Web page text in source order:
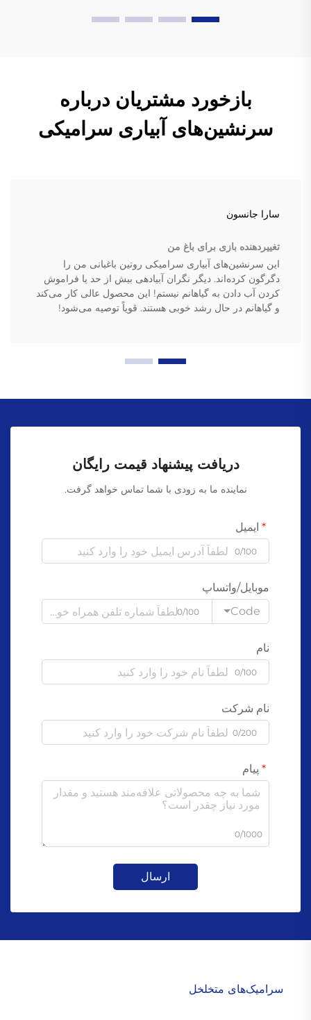
بازخورد مشتریان درباره
سرنشین‌های آبیاری سرامیکی
سارا جانسون
تغییردهنده بازی برای باغ من
این سرنشین‌های آبیاری سرامیکی روتین باغبانی من را
دگرگون کرده‌اند. دیگر نگران آبیادهی بیش از حد یا فراموش
کردن آب دادن به گیاهانم نیستم! این محصول عالی کار می‌کند
و گیاهانم در حال رشد خوبی هستند. قویاً توصیه می‌شود!
دریافت پیشنهاد قیمت رایگان
نماینده ما به زودی با شما تماس خواهد گرفت.
ایمیل
0/100
موبایل/واتساپ
Code
0/100
نام
0/100
نام شرکت
0/200
پیام
0/1000
ارسال
سرامیک‌های متخلخل